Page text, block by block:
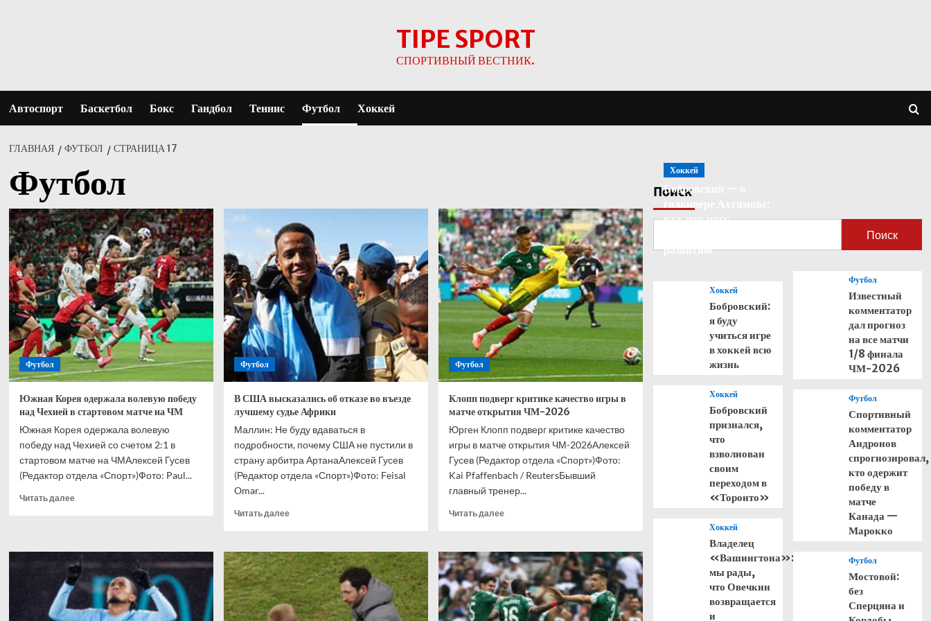
TIPE SPORT
СПОРТИВНЫЙ ВЕСТНИК.
Автоспорт Баскетбол Бокс Гандбол Теннис Футбол Хоккей
ГЛАВНАЯ ФУТБОЛ СТРАНИЦА 17
Футбол
Футбол
Южная Корея одержала волевую победу
над Чехией в стартовом матче на ЧМ
Южная Корея одержала волевую
победу над Чехией со счетом 2:1 в
стартовом матче на ЧМАлексей Гусев
(Редактор отдела «Спорт»)Фото: Paul...
Читать далееПрочитать
одержала
волевую
победу
Чехией
Футбол
В США высказались об отказе во въезде
лучшему судье Африки
Маллин: Не буду вдаваться в
подробности, почему США не пустили в
страну арбитра АртанаАлексей Гусев
(Редактор отдела «Спорт»)Фото: Feisal
Omar...
Читать далееПрочитать
В
США
высказались
об
отказе
во
Футбол
Клопп подверг критике качество игры в
матче открытия ЧМ-2026
Юрген Клопп подверг критике качество
игры в матче открытия ЧМ-2026Алексей
Гусев (Редактор отдела «Спорт»)Фото:
Kai Pfaffenbach / ReutersБывший
главный тренер...
Читать далееПрочитать
Клопп
подверг
критике
качество
игры
в
Поиск
Поиск
Хоккей
Бобровский — о
рад, что могу
развитию
Хоккей
Бобровский:
я буду
учиться игре
в хоккей всю
жизнь
Хоккей
Бобровский
признался,
что
взволнован
своим
переходом в
«Торонто»
Хоккей
Владелец
«Вашингтона»:
мы рады,
что Овечкин
возвращается
и
Футбол
Известный
комментатор
дал прогноз
на все матчи
1/8 финала
ЧМ-2026
Футбол
Спортивный
комментатор
Андронов
спрогнозировал,
кто одержит
победу в
матче
Канада —
Марокко
Футбол
Мостовой:
без
Сперцяна и